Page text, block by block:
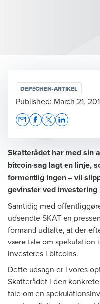
Skatterådet har med sin
bitcoin-sag lagt en linje,
formentlig ingen – vil
gevinster ved
Samtidig med
udsendte SKAT en
formand udtalte, at der
være tale om spekulation
investeres i bitcoins.
Dette udsagn er i vores
Skatterådet i den
tale om en
DEPECHEN-ARTIKEL
Published: March 21,